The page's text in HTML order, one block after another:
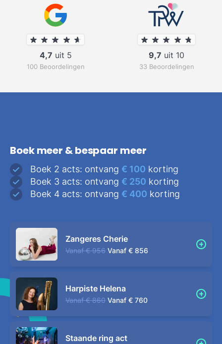
4,7 uit 5
100 Beoordelingen
9,7 uit 10
33 Beoordelingen
Boek meer & bespaar meer
Boek 2 acts: ontvang € 100 korting
Boek 3 acts: ontvang € 250 korting
Boek 4 acts: ontvang € 400 korting
Zangeres Cherie
Vanaf € 956 Vanaf € 856
Harpiste Helena
Vanaf € 860 Vanaf € 760
Staande ring act